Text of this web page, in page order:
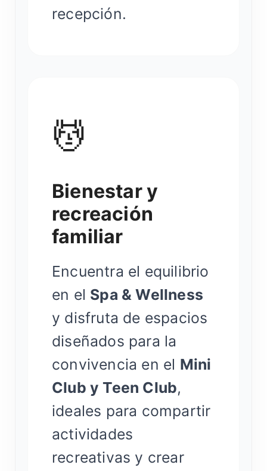
recepción.
💆
Bienestar y
recreación
familiar
Encuentra el equilibrio
en el Spa & Wellness
y disfruta de espacios
diseñados para la
convivencia en el Mini
Club y Teen Club,
ideales para compartir
actividades
recreativas y crear